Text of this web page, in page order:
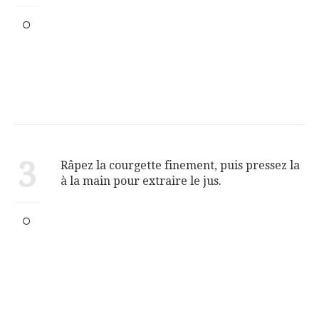
3
Râpez la courgette finement, puis pressez la
à la main pour extraire le jus.